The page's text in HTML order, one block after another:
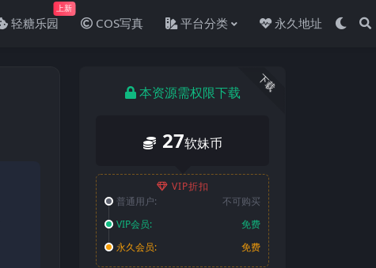
轻糖乐园
上新
COS写真 平台分类 永久地址
下载
本资源需权限下载
27软妹币
VIP折扣
普通用户:
不可购买
VIP会员:
免费
永久会员:
免费